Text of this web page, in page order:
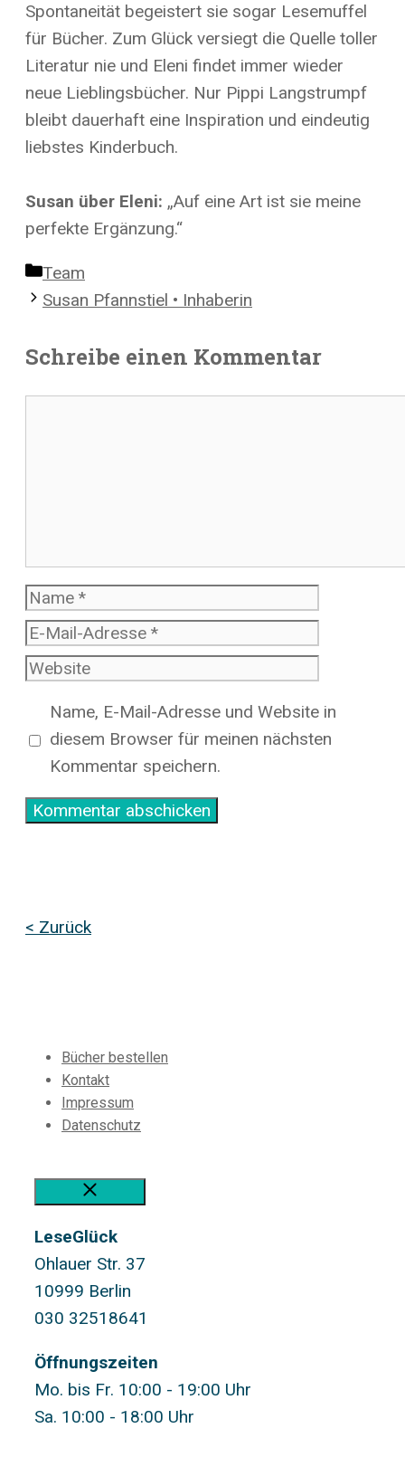
Spontaneität begeistert sie sogar Lesemuffel
für Bücher. Zum Glück versiegt die Quelle toller
Literatur nie und Eleni findet immer wieder
neue Lieblingsbücher. Nur Pippi Langstrumpf
bleibt dauerhaft eine Inspiration und eindeutig
liebstes Kinderbuch.
Susan über Eleni: „Auf eine Art ist sie meine
perfekte Ergänzung.“
Kategorien
Team
Susan Pfannstiel • Inhaberin
Schreibe einen Kommentar
Name
E-
Mail-
Adresse
Website
Name, E-Mail-Adresse und Website in
diesem Browser für meinen nächsten
Kommentar speichern.
< Zurück
Bücher bestellen
Kontakt
Impressum
Datenschutz
Schließen
LeseGlück
Ohlauer Str. 37
10999 Berlin
030 32518641
Öffnungszeiten
Mo. bis Fr. 10:00 - 19:00 Uhr
Sa. 10:00 - 18:00 Uhr